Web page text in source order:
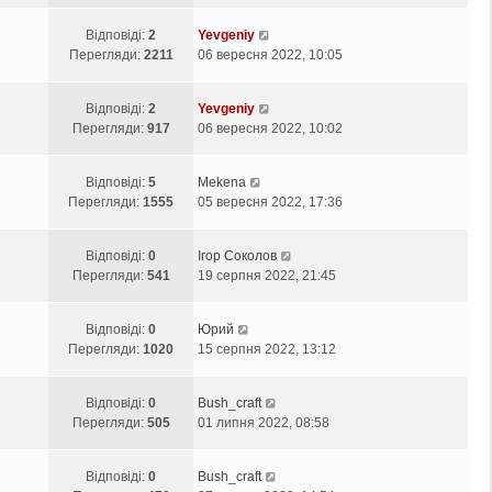
Відповіді: 2
Перегляди: 2211
Yevgeniy
06 вересня 2022, 10:05
Відповіді: 2
Перегляди: 917
Yevgeniy
06 вересня 2022, 10:02
Відповіді: 5
Перегляди: 1555
Mekena
05 вересня 2022, 17:36
Відповіді: 0
Перегляди: 541
Ігор Соколов
19 серпня 2022, 21:45
Відповіді: 0
Перегляди: 1020
Юрий
15 серпня 2022, 13:12
Відповіді: 0
Перегляди: 505
Bush_craft
01 липня 2022, 08:58
Відповіді: 0
Bush_craft